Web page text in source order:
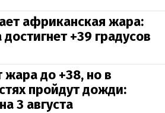
африканская жара:
+39 градусов
жара до +38, но в
пройдут дожди:
3 августа